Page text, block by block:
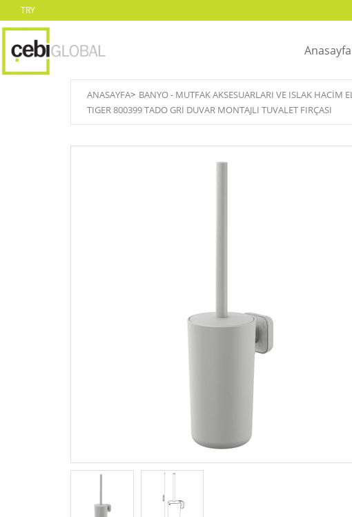
TRY
Anasayfa
ANASAYFA> BANYO - MUTFAK AKSESUARLARI VE ISLAK HACIM
TIGER 800399 TADO GRİ DUVAR MONTAJLI TUVALET FIRÇASI